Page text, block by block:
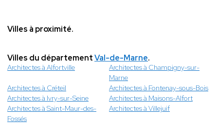
Villes à proximité.
Villes du départementVal-de-Marne.
Architectes à Alfortville
Architectes à Champigny-sur-
Marne
Architectes à Créteil
Architectes à Fontenay-sous-Bois
Architectes à Ivry-sur-Seine
Architectes à Maisons-Alfort
Architectes à Saint-Maur-des-
Fossés
Architectes à Villejuif